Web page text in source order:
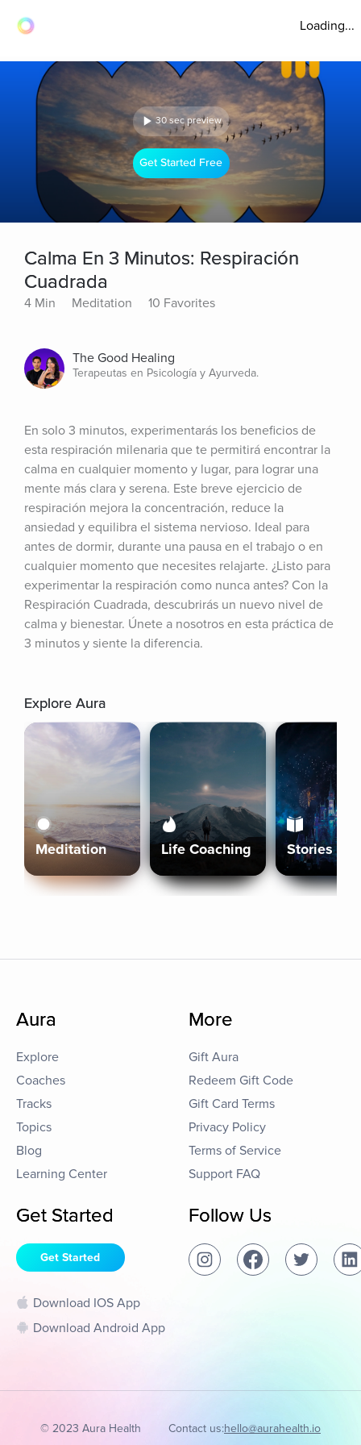
Loading...
30 sec preview
Get Started Free
Calma En 3 Minutos: Respiración
Cuadrada
4 Min Meditation 10 Favorites
The Good Healing
Terapeutas en Psicología y Ayurveda.
En solo 3 minutos, experimentarás los beneficios de
esta respiración milenaria que te permitirá encontrar la
calma en cualquier momento y lugar, para lograr una
mente más clara y serena. Este breve ejercicio de
respiración mejora la concentración, reduce la
ansiedad y equilibra el sistema nervioso. Ideal para
antes de dormir, durante una pausa en el trabajo o en
cualquier momento que necesites relajarte. ¿Listo para
experimentar la respiración como nunca antes? Con la
Respiración Cuadrada, descubrirás un nuevo nivel de
calma y bienestar. Únete a nosotros en esta práctica de
3 minutos y siente la diferencia.
Explore Aura
Meditation Life Coaching Stories
Aura
Explore
Coaches
Tracks
Topics
Blog
Learning Center
More
Gift Aura
Redeem Gift Code
Gift Card Terms
Privacy Policy
Terms of Service
Support FAQ
Get Started
Get Started
Download IOS App
Download Android App
Follow Us
© 2023 Aura Health Contact us:hello@aurahealth.io